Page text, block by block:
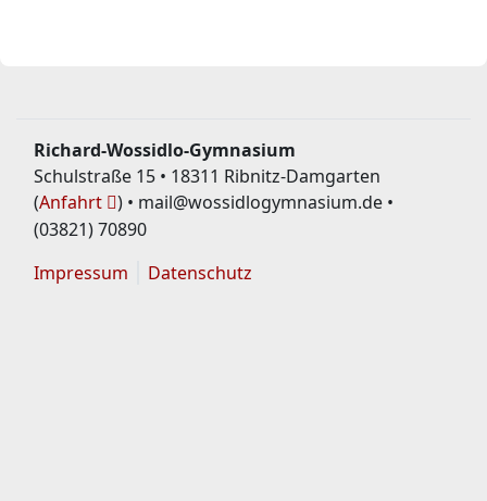
Richard-Wossidlo-Gymnasium
Schulstraße 15 • 18311 Ribnitz-Damgarten
(Anfahrt
) • mail@wossidlogymnasium.de •
(03821) 70890
Impressum
Datenschutz